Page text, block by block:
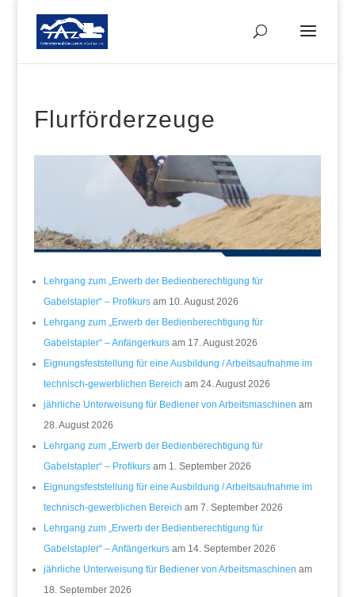
Flurförderzeuge
Lehrgang zum „Erwerb der Bedienberechtigung für
Gabelstapler“ – Profikursam 10. August 2026
Lehrgang zum „Erwerb der Bedienberechtigung für
Gabelstapler“ – Anfängerkursam 17. August 2026
Eignungsfeststellung für eine Ausbildung / Arbeitsaufnahme im
technisch-gewerblichen Bereich am 24. August 2026
jährliche Unterweisung für Bediener von Arbeitsmaschinen am
28. August 2026
Lehrgang zum „Erwerb der Bedienberechtigung für
Gabelstapler“ – Profikursam 1. September 2026
Eignungsfeststellung für eine Ausbildung / Arbeitsaufnahme im
technisch-gewerblichen Bereich am 7. September 2026
Lehrgang zum „Erwerb der Bedienberechtigung für
Gabelstapler“ – Anfängerkursam 14. September 2026
jährliche Unterweisung für Bediener von Arbeitsmaschinen am
18. September 2026